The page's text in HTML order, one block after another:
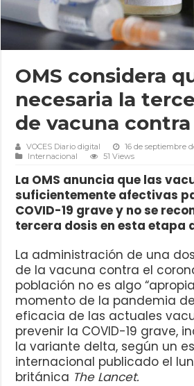
OMS considera
necesaria la
de vacuna contra
VOCES Diario digital
16 de septiembre
Internacional
51 Views
La OMS anuncia que las
suficientemente afectivas
COVID-19 grave y no se
tercera dosis en esta etapa
La administración de una
de la vacuna contra el
población no es algo
momento de la pandemia
eficacia de las actuales
prevenir la COVID-19 grave,
la variante delta, según un
internacional publicado el
británica The Lancet.